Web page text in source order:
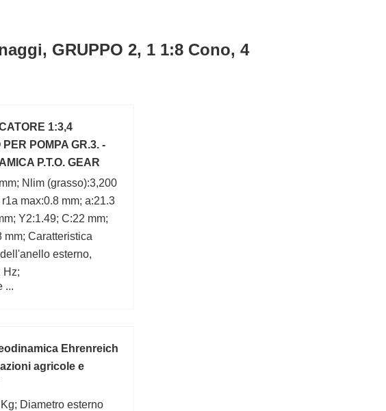
GRUPPO 2, 1 1:8 Cono, 4
1:3,4
PER POMPA GR.3. -
P.T.O. GEAR
Nlim (grasso):3,200
r1a max:0.8 mm; a:21.3
Y2:1.49; C:22 mm;
mm; Caratteristica
esterno,
Hz;
...
Ehrenreich
agricole e
Diametro esterno